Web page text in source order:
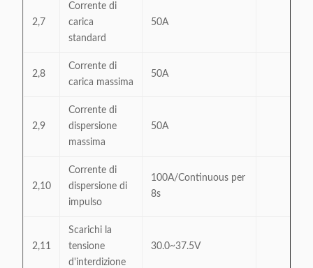
2,7
Corrente di
carica
standard
50A
2,8
Corrente di
carica massima
50A
2,9
Corrente di
dispersione
massima
50A
2,10
Corrente di
dispersione di
impulso
100A/Continuous per
8s
2,11
Scarichi la
tensione
d'interdizione
30.0~37.5V